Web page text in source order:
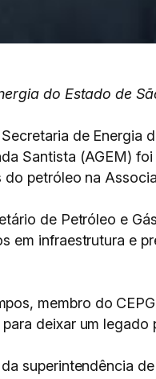
do Estado de
de Energia
Santista (AGEM)
do petróleo na
de Petróleo e
em infraestrutura e
membro do
deixar um
superintendência